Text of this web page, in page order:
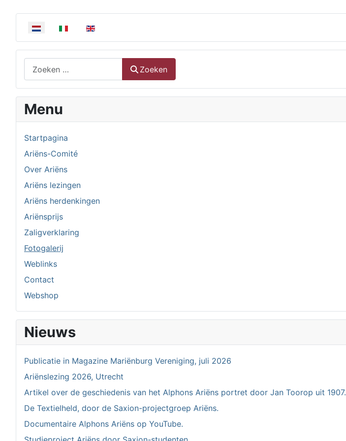
Selecteer de taal
Zoeken
Menu
Startpagina
Ariëns-Comité
Over Ariëns
Ariëns lezingen
Ariëns herdenkingen
Ariënsprijs
Zaligverklaring
Fotogalerij
Weblinks
Contact
Webshop
Nieuws
Publicatie in Magazine Mariënburg Vereniging, juli 2026
Ariënslezing 2026, Utrecht
Artikel over de geschiedenis van het Alphons Ariëns portret door Jan Toorop uit 1907.
De Textielheld, door de Saxion-projectgroep Ariëns.
Documentaire Alphons Ariëns op YouTube.